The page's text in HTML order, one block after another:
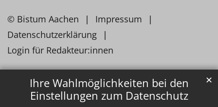
Ihre Wahlmöglichkeiten bei den
Einstellungen zum Datenschutz
✕
© Bistum Aachen
Impressum
Datenschutzerklärung
Login für Redakteur:innen